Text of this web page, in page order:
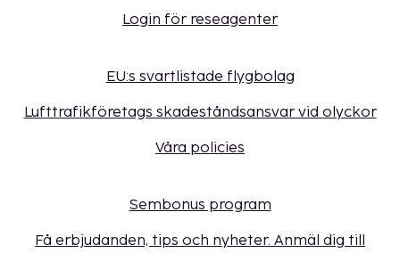
Login för reseagenter
EU:s svartlistade flygbolag
Lufttrafikföretags skadeståndsansvar vid olyckor
Våra policies
Sembonus program
Få erbjudanden, tips och nyheter. Anmäl dig till